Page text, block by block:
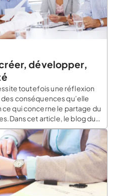
développer,
toutefois une réflexion
conséquences qu’elle
qui concerne le partage du
cet article, le blog du
avantages que présente
au capital de sa
précautions à prendre pour